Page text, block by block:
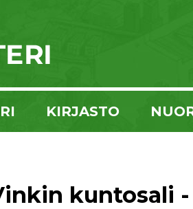
KIRJASTO
kuntosali -